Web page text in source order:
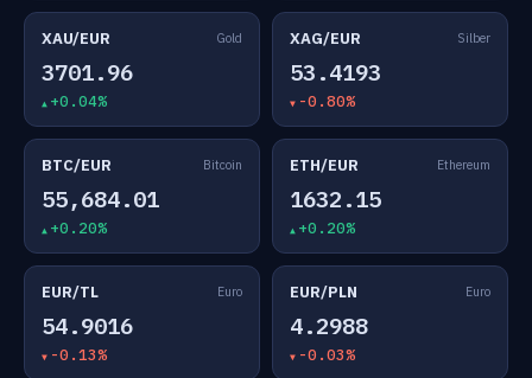
XAU/EUR Gold
3701.96
+0.04%
XAG/EUR Silber
53.4193
-0.80%
BTC/EUR Bitcoin
55,684.01
+0.20%
ETH/EUR Ethereum
1632.15
+0.20%
EUR/TL Euro
54.9016
-0.13%
EUR/PLN Euro
4.2988
-0.03%